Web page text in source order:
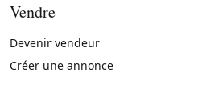
Vendre
Devenir vendeur
Créer une annonce